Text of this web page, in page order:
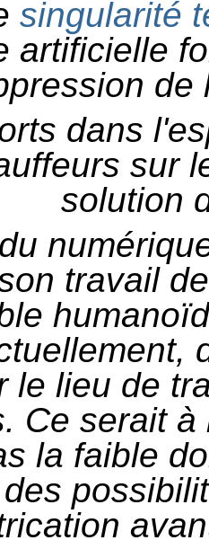
singularité
artificielle
de
dans
sur
solution
travail
le lieu de
Ce serait
la faible